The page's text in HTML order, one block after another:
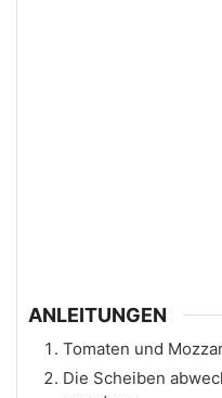
ANLEITUNGEN
Tomaten und
Die Scheiben